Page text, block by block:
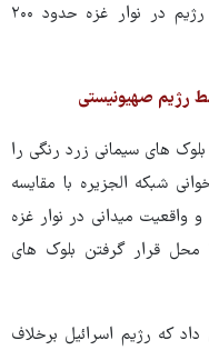
رژیم اسرائیل، مساحت تحت اشغال این رژیم در نوار غزه حدود ۲۰۰
های سیمانی زرد رنگی را
شبکه الجزیره با مقایسه
واقعیت میدانی در نوار غزه
قرار گرفتن بلوک های
که رژیم اسرائیل برخلاف